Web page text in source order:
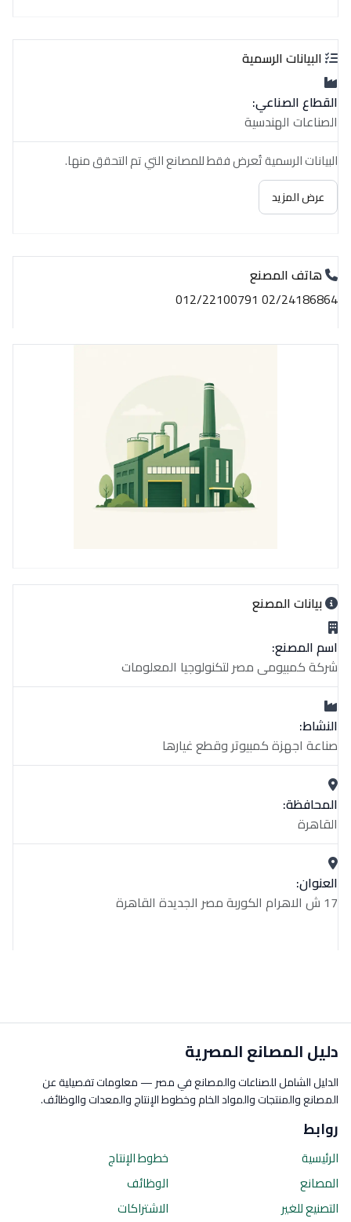
البيانات الرسمية
القطاع الصناعي:
الصناعات الهندسية
البيانات الرسمية تُعرض فقط للمصانع التي تم التحقق منها.
عرض المزيد
هاتف المصنع
02/24186864 012/22100791
بيانات المصنع
اسم المصنع:
شركة كمبيومى مصر لتكنولوجيا المعلومات
النشاط:
صناعة اجهزة كمبيوتر وقطع غيارها
المحافظة:
القاهرة
العنوان:
17 ش الاهرام الكوربة مصر الجديدة القاهرة
دليل المصانع المصرية
الدليل الشامل للصناعات والمصانع في مصر — معلومات تفصيلية عن
المصانع والمنتجات والمواد الخام وخطوط الإنتاج والمعدات والوظائف.
روابط
الرئيسية
المصانع
التصنيع للغير
خطوط الإنتاج
الوظائف
الاشتراكات